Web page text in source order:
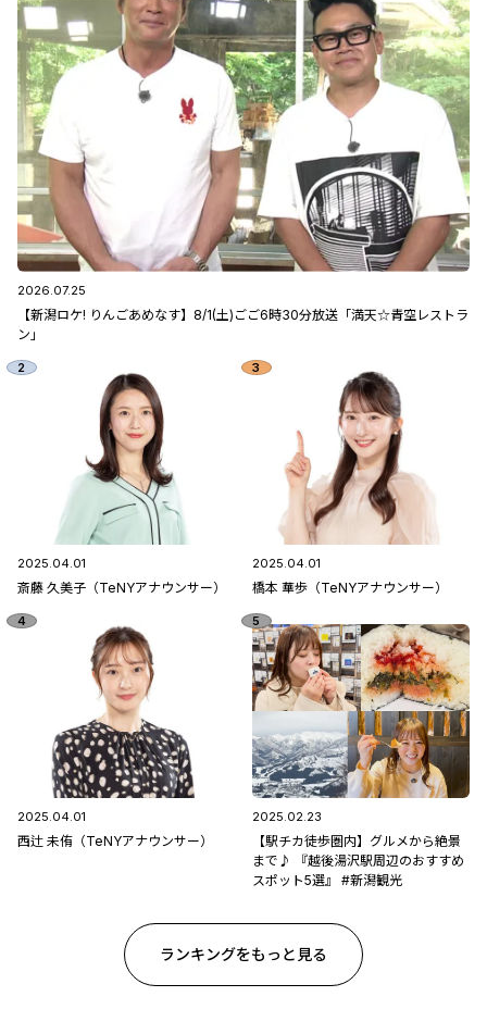
2026.07.25
【新潟ロケ! りんごあめなす】8/1(土)ごご6時30分放送「満天☆青空レストラ
ン」
2025.04.01
斎藤 久美子（TeNYアナウンサー）
2025.04.01
橋本 華歩（TeNYアナウンサー）
2025.04.01
西辻 未侑（TeNYアナウンサー）
2025.02.23
【駅チカ徒歩圏内】グルメから絶景
まで♪ 『越後湯沢駅周辺のおすすめ
スポット5選』 #新潟観光
ランキングをもっと見る